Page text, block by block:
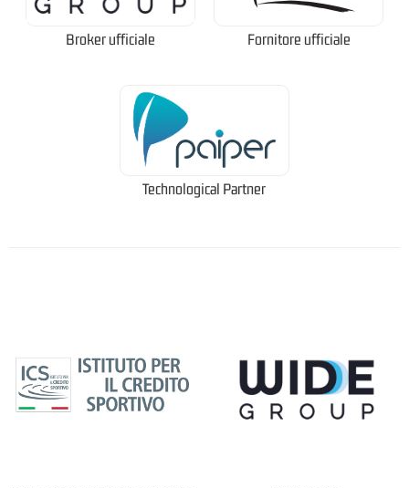
Broker ufficiale Fornitore ufficiale
Technological Partner